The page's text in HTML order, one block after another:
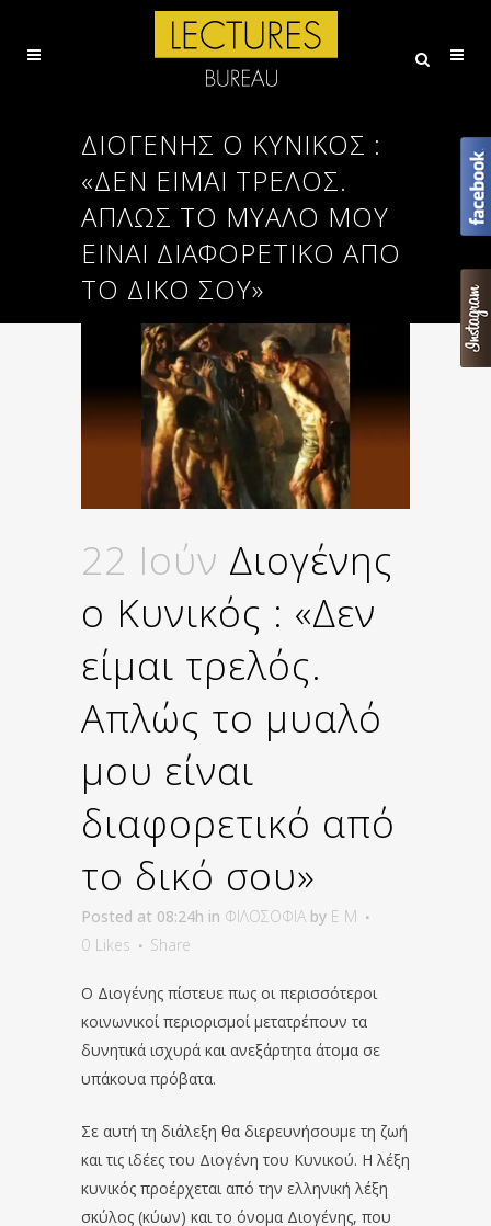
ΔΙΟΓΈΝΗΣ Ο ΚΥΝΙΚΌΣ :
«ΔΕΝ ΕΊΜΑΙ ΤΡΕΛΌΣ.
ΑΠΛΏΣ ΤΟ ΜΥΑΛΌ ΜΟΥ
ΕΊΝΑΙ ΔΙΑΦΟΡΕΤΙΚΌ ΑΠΌ
ΤΟ ΔΙΚΌ ΣΟΥ»
22 Ιούν Διογένης
ο Κυνικός : «Δεν
είμαι τρελός.
Απλώς το μυαλό
μου είναι
διαφορετικό από
το δικό σου»
Posted at 08:24h in ΦΙΛΟΣΟΦΙΑ by E M
0 Likes Share
Ο Διογένης πίστευε πως οι περισσότεροι
κοινωνικοί περιορισμοί μετατρέπουν τα
δυνητικά ισχυρά και ανεξάρτητα άτομα σε
υπάκουα πρόβατα.
Σε αυτή τη διάλεξη θα διερευνήσουμε τη ζωή
και τις ιδέες του Διογένη του Κυνικού. Η λέξη
κυνικός προέρχεται από την ελληνική λέξη
σκύλος (κύων) και το όνομα Διογένης, που